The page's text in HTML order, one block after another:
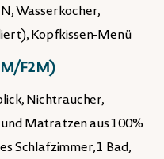
Wasserkocher,
Kopfkissen-Menü
F2M)
Nichtraucher,
Matratzen aus 100%
Schlafzimmer, 1 Bad,